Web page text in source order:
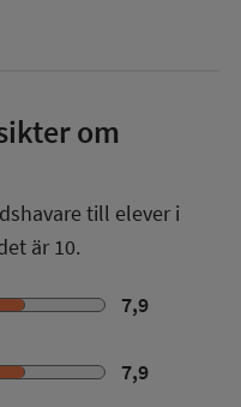
om
till elever i
är 10.
7,9
7,9